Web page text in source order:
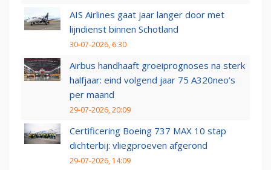
AIS Airlines gaat jaar langer door met
lijndienst binnen Schotland
30-07-2026, 6:30
Airbus handhaaft groeiprognoses na sterk
halfjaar: eind volgend jaar 75 A320neo’s
per maand
29-07-2026, 20:09
Certificering Boeing 737 MAX 10 stap
dichterbij: vliegproeven afgerond
29-07-2026, 14:09